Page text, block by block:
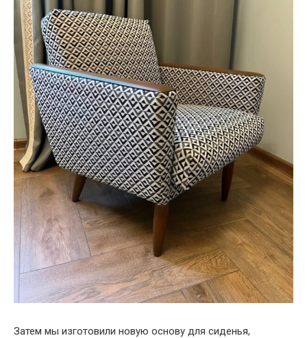
Затем мы изготовили новую основу для сиденья,